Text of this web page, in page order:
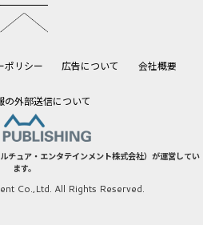
ポリシー 広告について 会社概要
の外部送信について
チュア・エンタテインメント株式会社）が運営してい
ます。
Co.,Ltd. All Rights Reserved.